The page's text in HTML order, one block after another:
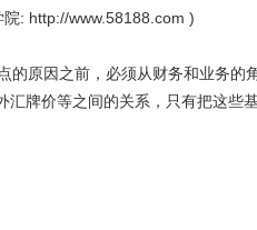
: http://www.58188.com )
原因之前，必须从财务和业务的
牌价等之间的关系，只有把这些